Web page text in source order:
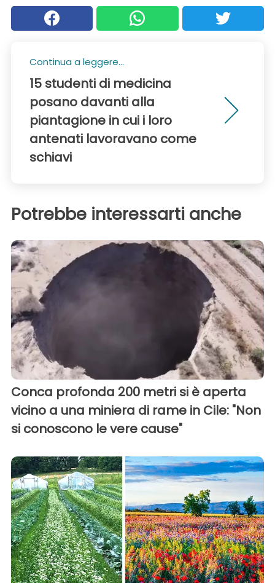
Continua a leggere...
15 studenti di medicina
posano davanti alla
piantagione in cui i loro
antenati lavoravano come
schiavi
Potrebbe interessarti anche
Conca profonda 200 metri si è aperta
vicino a una miniera di rame in Cile: "Non
si conoscono le vere cause"